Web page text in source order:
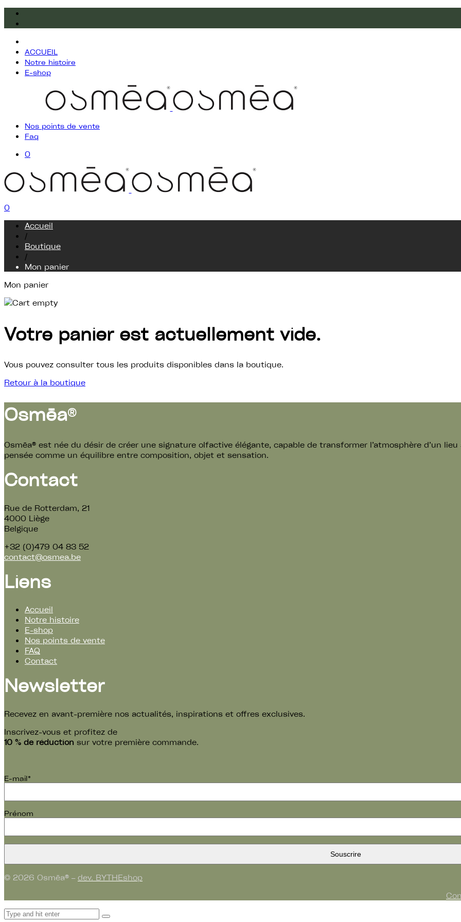
ACCUEIL
Notre histoire
E-shop
Nos points de vente
Faq
0
0
Accueil
/
Boutique
/
Mon panier
Mon panier
Votre panier est actuellement vide.
Vous pouvez consulter tous les produits disponibles dans la boutique.
Retour à la boutique
Osmēa®
Osmēa® est née du désir de créer une signature olfactive élégante, capable de transformer l’atmosphère d’un
pensée comme un équilibre entre composition, objet et sensation.
Contact
Rue de Rotterdam, 21
4000 Liège
Belgique
+32 (0)479 04 83 52
contact@osmea.be
Liens
Accueil
Notre histoire
E-shop
Nos points de vente
FAQ
Contact
Newsletter
Recevez en avant-première nos actualités, inspirations et offres exclusives.
Inscrivez-vous et profitez de
10 % de réduction sur votre première commande.
E-mail*
Prénom
© 2026 Osmēa® – dev. BYTHEshop